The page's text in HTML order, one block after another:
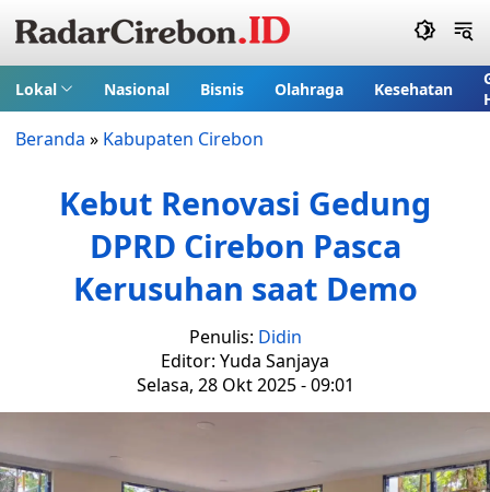
Lokal Nasional Bisnis Olahraga Kesehatan
Beranda » Kabupaten Cirebon
Kebut Renovasi Gedung
DPRD Cirebon Pasca
Kerusuhan saat Demo
Penulis: Didin
Editor: Yuda Sanjaya
Selasa, 28 Okt 2025 - 09:01